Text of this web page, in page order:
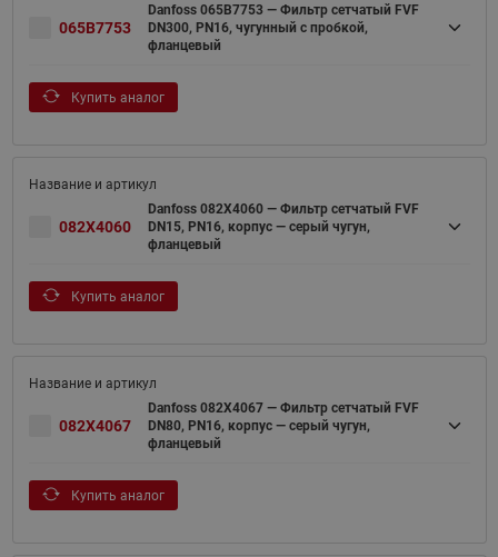
065B7753
Danfoss 065B7753 — Фильтр сетчатый FVF
DN300, PN16, чугунный с пробкой,
фланцевый
Купить аналог
082X4060
Danfoss 082X4060 — Фильтр сетчатый FVF
DN15, PN16, корпус — серый чугун,
фланцевый
Купить аналог
082X4067
Danfoss 082X4067 — Фильтр сетчатый FVF
DN80, PN16, корпус — серый чугун,
фланцевый
Купить аналог